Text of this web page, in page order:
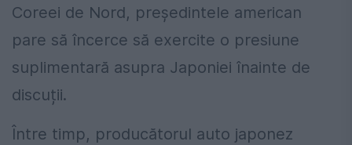
Coreei de Nord, președintele american
pare să încerce să exercite o presiune
suplimentară asupra Japoniei înainte de
discuții.
Între timp, producătorul auto japonez